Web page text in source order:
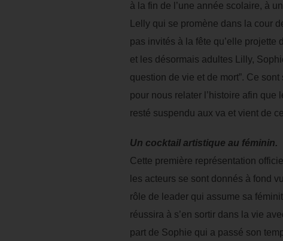
à la fin de l’une année scolaire, à
Lelly qui se promène dans la cour
pas invités à la fête qu’elle projette
et les désormais adultes Lilly,
question de vie et de mort”. Ce
pour nous relater l’histoire afin
resté suspendu aux va et vient de
Un cocktail artistique au féminin.
Cette première représentation
les acteurs se sont donnés à fond
rôle de leader qui assume sa
réussira à s’en sortir dans la vie
part de Sophie qui a passé son